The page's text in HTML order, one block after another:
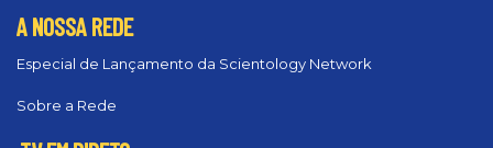
A NOSSA REDE
Especial de Lançamento da Scientology Network
Sobre a Rede